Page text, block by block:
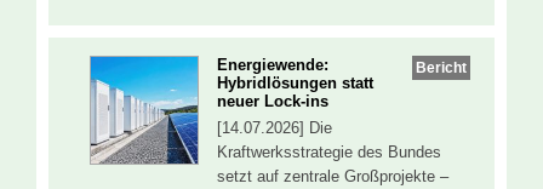
Bericht
Energiewende:
Hybridlösungen statt
neuer Lock-ins
[14.07.2026] Die
Kraftwerksstrategie des Bundes
setzt auf zentrale Großprojekte –